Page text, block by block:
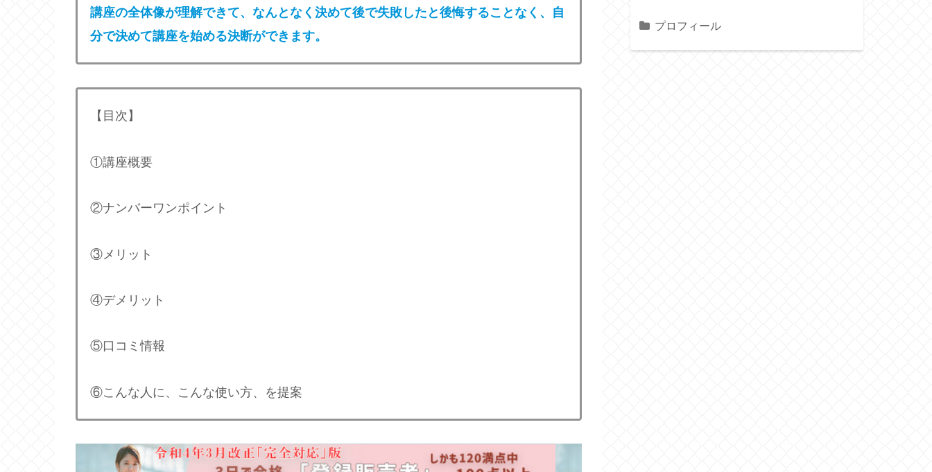
講座の全体像が理解できて、なんとなく決めて後で失敗したと後悔することなく、自
分で決めて講座を始める決断ができます。
【目次】
①講座概要
②ナンバーワンポイント
③メリット
④デメリット
⑤口コミ情報
⑥こんな人に、こんな使い方、を提案
プロフィール